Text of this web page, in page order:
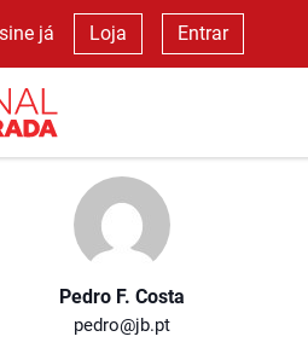
já Loja Entrar
Pedro F. Costa
pedro@jb.pt